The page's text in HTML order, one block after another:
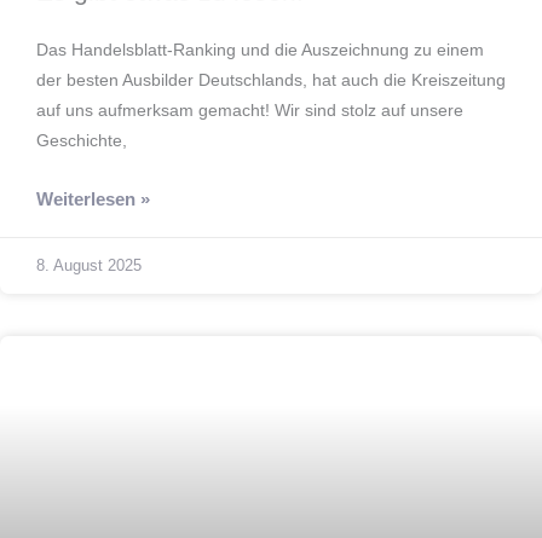
Das Handelsblatt-Ranking und die Auszeichnung zu einem
der besten Ausbilder Deutschlands, hat auch die Kreiszeitung
auf uns aufmerksam gemacht! Wir sind stolz auf unsere
Geschichte,
Weiterlesen »
8. August 2025